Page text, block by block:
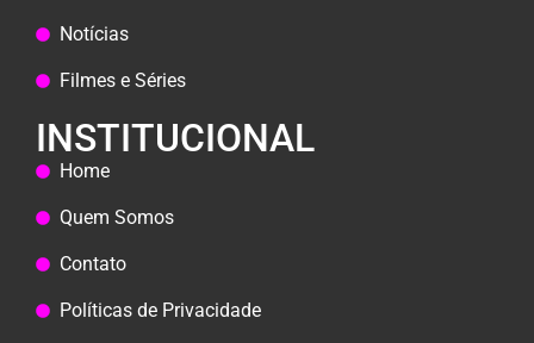
Notícias
Filmes e Séries
INSTITUCIONAL
Home
Quem Somos
Contato
Políticas de Privacidade